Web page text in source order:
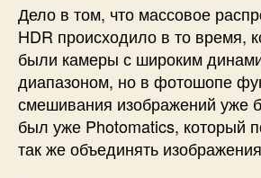
Дело в том, что массовое
HDR происходило в то время,
были камеры с широким
диапазоном, но в фотошопе
смешивания изображений уже
был уже Photomatics, который
так же объединять